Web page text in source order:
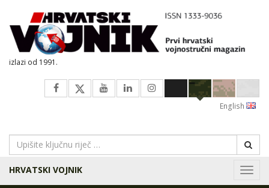
izlazi od 1991.
English
HRVATSKI VOJNIK